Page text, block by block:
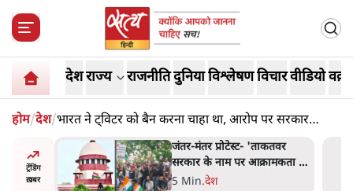
देशराज्य राजनीतिदुनियाविश्लेषणविचारवीडियो
होम/देश/भारत ने ट्विटर को बैन करना चाहा था, आरोप पर सरकार
तिलमिलाई
ट्रेंडिंग
ख़बर
न
सुने':
जंतर मंतर प्रोटेस्ट: 'युवाओं को
प्रताड़ित किया जा रहा है, पर मोदी-
शाह में बोलने की हिम्मत नहीं'-
7 Min.देश